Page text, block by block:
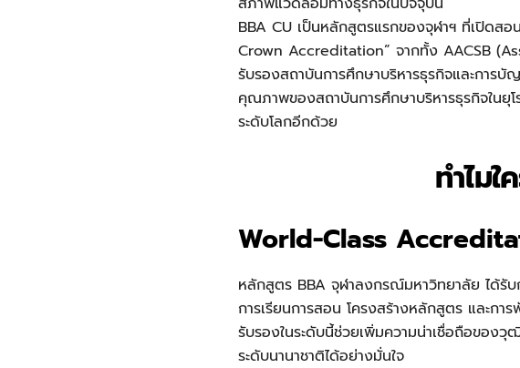
BBA CU เป็นหลักสูตรแรกของจุฬาฯ ที่เปิดส
Crown Accreditation” จากทั้ง AACSB
รับรองสถาบันการศึกษาบริหารธุรกิจและการ
คุณภาพของสถาบันการศึกษาบริหารธุรกิจใน
ระดับโลกอีกด้วย
ทำไม
World-Class
หลักสูตร BBA จุฬาลงกรณ์มหาวิทยาลัย ได้รั
การเรียนการสอน โครงสร้างหลักสูตร และก
รับรองในระดับนี้ช่วยเพิ่มความน่าเชื่อถือของวุ
ระดับนานาชาติได้อย่างมั่นใจ